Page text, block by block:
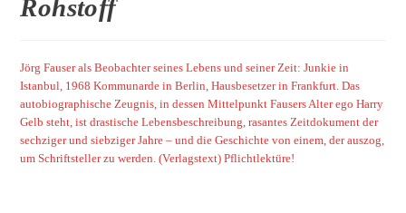
Rohstoff
Jörg Fauser als Beobachter seines Lebens und seiner Zeit: Junkie in
Istanbul, 1968 Kommunarde in Berlin, Hausbesetzer in Frankfurt. Das
autobiographische Zeugnis, in dessen Mittelpunkt Fausers Alter ego Harry
Gelb steht, ist drastische Lebensbeschreibung, rasantes Zeitdokument der
sechziger und siebziger Jahre – und die Geschichte von einem, der auszog,
um Schriftsteller zu werden. (Verlagstext) Pflichtlektüre!